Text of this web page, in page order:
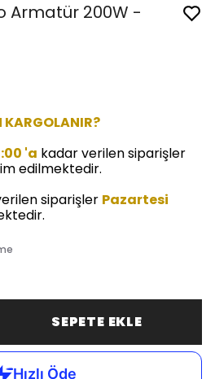
Armatür 200W -
KARGOLANIR?
'a kadar verilen siparişler
edilmektedir.
siparişler Pazartesi
SEPETE EKLE